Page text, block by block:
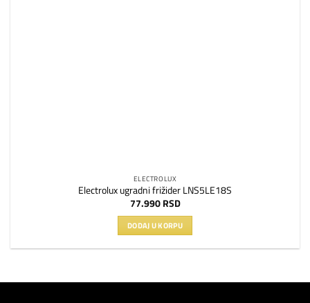
ELECTROLUX
Electrolux ugradni frižider LNS5LE18S
77.990 RSD
DODAJ U KORPU